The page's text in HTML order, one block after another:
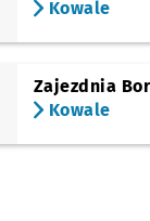
Kowale
Zajezdnia
Kowale